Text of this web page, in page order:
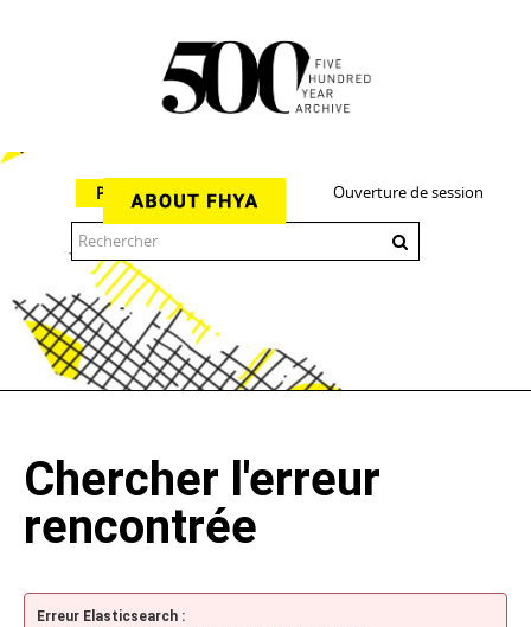
Ouverture de session
Parcourir
Chercher l'erreur
rencontrée
Erreur Elasticsearch :